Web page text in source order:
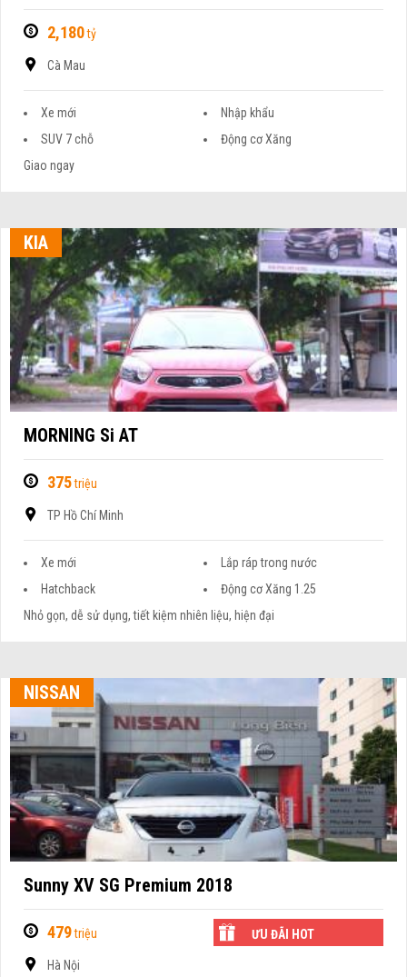
2,180tỷ
Cà Mau
Xe mới
Nhập khẩu
SUV 7 chỗ
Động cơ Xăng
Giao ngay
KIA
MORNING Si AT
375triệu
TP Hồ Chí Minh
Xe mới
Lắp ráp trong nước
Hatchback
Động cơ Xăng 1.25
Nhỏ gọn, dễ sử dụng, tiết kiệm nhiên liệu, hiện đại
NISSAN
Sunny XV SG Premium 2018
479triệu ƯU ĐÃI HOT
Hà Nội